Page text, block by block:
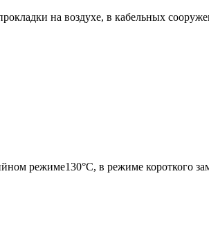
на воздухе, в кабельных
режиме130°С, в режиме короткого